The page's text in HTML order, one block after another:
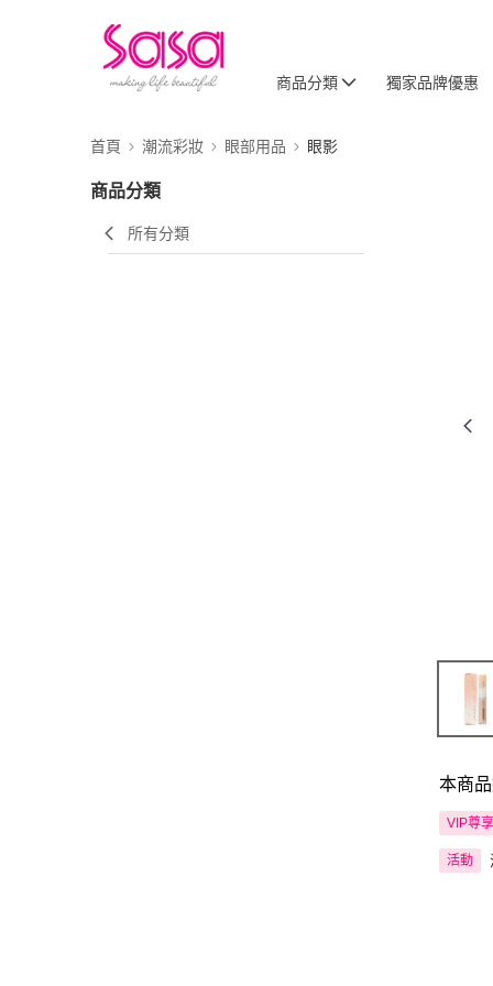
商品分類 獨家品牌優惠
首頁 潮流彩妝 眼部用品 眼影
商品分類
所有分類
本商
VIP尊享
活動